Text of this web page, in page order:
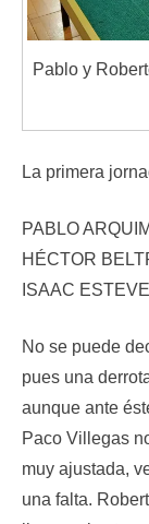
Pablo y
La primera
PABLO
HÉCTOR
ISAAC
No se puede
pues una
aunque ante
Paco Villegas
muy ajustada,
una falta.